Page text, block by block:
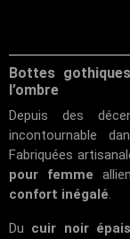
Bottes
l’ombre
Depuis des
incontournable
Fabriquées
pour femme
confort inégalé.
Du cuir noir